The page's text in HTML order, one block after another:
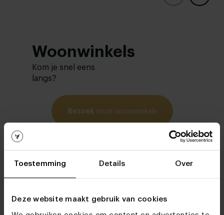
Toestemming Details Over
Deze website maakt gebruik van cookies
Woonwinkels
Kom je snel eens
langs?
Bezoek onze woonwinkels